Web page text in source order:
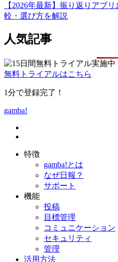
【2026年最新】振り返りアプ
較・選び方を解説
人気記事
無料トライアルはこちら
1分で登録完了！
gamba!
特徴
gamba!とは
なぜ日報？
サポート
機能
投稿
目標管理
コミュニケーション
セキュリティ
管理
活用方法